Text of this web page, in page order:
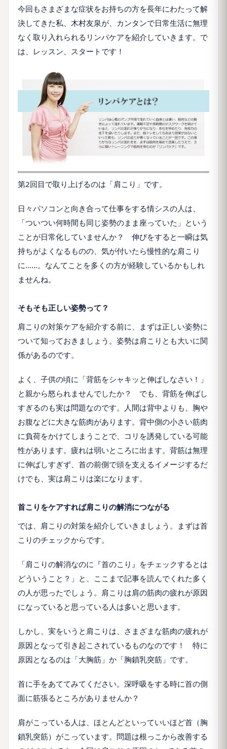
今回もさまざまな症状をお持ちの方を長年にわたって解
決してきた私、木村友泉が、カンタンで日常生活に無理
なく取り入れられるリンパケアを紹介していきます。で
は、レッスン、スタートです！
第2回目で取り上げるのは「肩こり」です。
日々パソコンと向き合って仕事をする情シスの人は、
「ついつい何時間も同じ姿勢のまま座っていた」という
ことが日常化していませんか？ 伸びをすると一瞬は気
持ちがよくなるものの、気が付いたら慢性的な肩こり
に……。なんてことを多くの方が経験しているかもしれ
ませんね。
そもそも正しい姿勢って？
肩こりの対策ケアを紹介する前に、まずは正しい姿勢に
ついて知っておきましょう。姿勢は肩こりとも大いに関
係があるのです。
よく、子供の頃に「背筋をシャキッと伸ばしなさい！」
と親から怒られませんでしたか？ でも、背筋を伸ばし
すぎるのも実は問題なのです。人間は背中よりも、胸や
お腹などに大きな筋肉があります。背中側の小さい筋肉
に負荷をかけてしまうことで、コリを誘発している可能
性があります。疲れは弱いところに出ます。背筋は無理
に伸ばしすぎず、首の前側で頭を支えるイメージするだ
けでも、実は肩こりは楽になります。
首こりをケアすれば肩こりの解消につながる
では、肩こりの対策を紹介していきましょう。まずは首
こりのチェックからです。
「肩こりの解消なのに『首のこり』をチェックするとは
どういうこと？」と、ここまで記事を読んでくれた多く
の人が思ったでしょう。肩こりは肩の筋肉の疲れが原因
になっていると思っている人は多いと思います。
しかし、実をいうと肩こりは、さまざまな筋肉の疲れが
原因となって引き起こされているものなのです！ 特に
原因となるのは「大胸筋」か「胸鎖乳突筋」です。
首に手をあててみてください。深呼吸をする時に首の側
面に筋張るところがありませんか？
肩がこっている人は、ほとんどといっていいほど首（胸
鎖乳突筋）がこっています。問題は根っこから改善する